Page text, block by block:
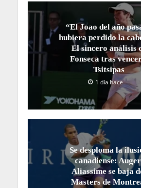
“El Joao del año
hubiera perdido la
El sincero análisis
Fonseca tras
Tsitsipas
1 día hace
Se desploma la
canadiense:
Aliassime se baja
Masters de